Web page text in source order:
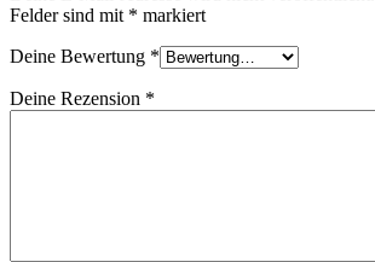
Felder sind mit * markiert
Deine Bewertung *
Deine Rezension *